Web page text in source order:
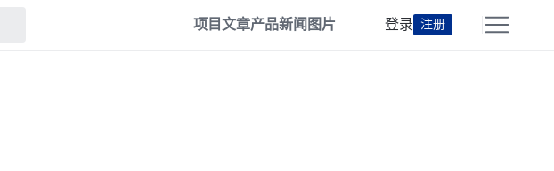
项目文章产品新闻 图片 登录 注册